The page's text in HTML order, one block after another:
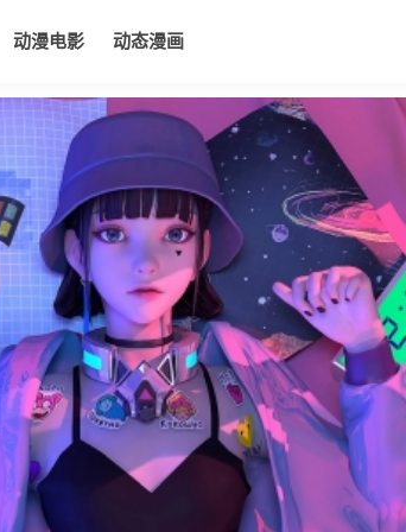
动漫电影 动态漫画